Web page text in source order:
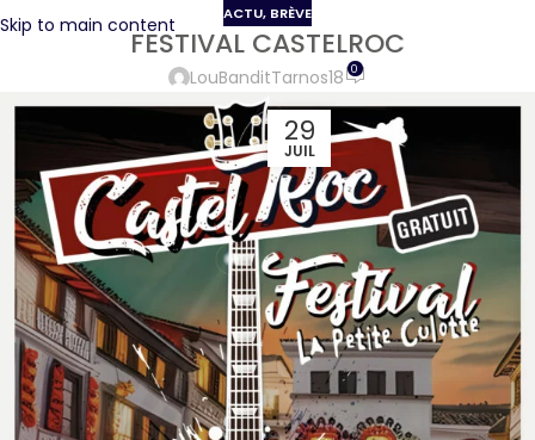
Skip to main content ACTU, BRÈVE
FESTIVAL CASTELROC
LouBanditTarnos18 0
29
JUIL